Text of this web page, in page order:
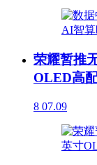
荣耀暂推
OLED高
8 07.09